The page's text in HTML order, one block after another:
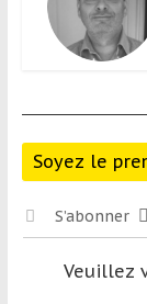
Soyez le
S’abonner
Veuillez